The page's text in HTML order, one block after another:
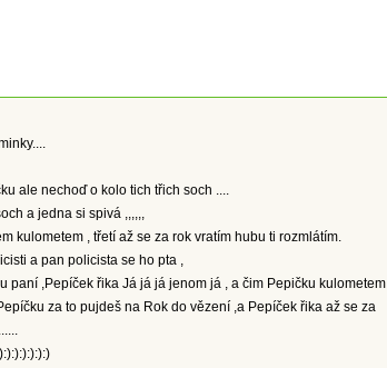
ale nechoď o kolo tich třich soch ....
a jedna si spivá ,,,,,,
kulometem , třetí až se za rok vratím hubu ti rozmlátím.
a pan policista se ho pta ,
paní ,Pepíček řika Já já já jenom já , a čim Pepičku kulometem
za to pujdeš na Rok do vězení ,a Pepíček řika až se za